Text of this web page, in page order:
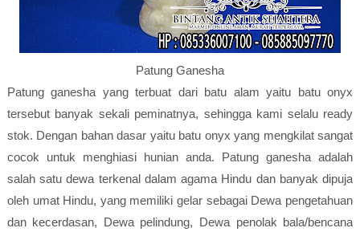
Patung Ganesha
Patung ganesha yang terbuat dari batu alam yaitu batu onyx
tersebut banyak sekali peminatnya, sehingga kami selalu ready
stok. Dengan bahan dasar yaitu batu onyx yang mengkilat sangat
cocok untuk menghiasi hunian anda. Patung ganesha adalah
salah satu dewa terkenal dalam agama Hindu dan banyak dipuja
oleh umat Hindu, yang memiliki gelar sebagai Dewa pengetahuan
dan kecerdasan, Dewa pelindung, Dewa penolak bala/bencana